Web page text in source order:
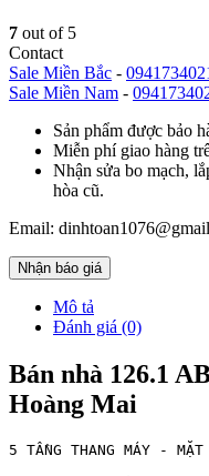
7 out of 5
Contact
Sale Miền Bắc -
Sale Miền Nam -
Sản phẩm được bảo
Miễn phí giao hàng
Nhận sửa bo mạch,
hòa cũ.
Email:
Nhận báo giá
Mô tả
Đánh giá (0)
Bán nhà 126.1
Hoàng Mai
5 TẦNG THANG MÁY -